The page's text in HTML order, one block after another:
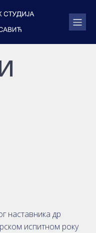
наставника др
испитном року